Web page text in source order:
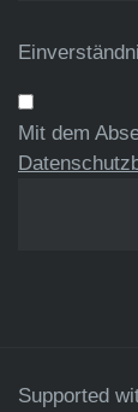
Mit dem
Supported